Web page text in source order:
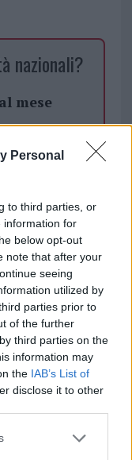
Personal
to third parties, or
information for
below opt-out
note that after your
seeing
utilized by
parties prior to
of the further
third parties on the
information may
the IAB’s List of
disclose it to other
or more Google
nazionali?
mese
nella
o
foto